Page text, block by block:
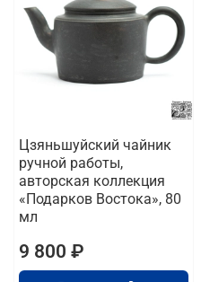
Цзяньшуйский чайник
ручной работы,
авторская коллекция
«Подарков Востока», 80
мл
9 800 ₽